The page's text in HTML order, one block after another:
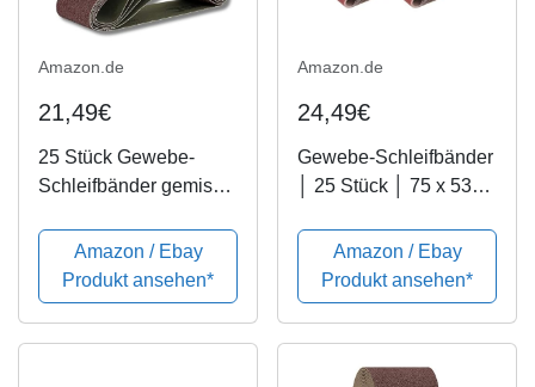
Amazon.de
21,49€
25 Stück Gewebe-
Schleifbänder gemischt
Bandschleifer - 5
Körnungen jeweils 5 x
K40/60/80/120/180 /
Schleifpapier/Schleif-
Amazon / Ebay
Produkt ansehen*
Amazon.de
24,49€
Gewebe-Schleifbänder
│ 25 Stück │ 75 x 533
40/60/80/120/180 │ für
Bandschleifer │
Schleifpapier │
Schleifband-Set
Amazon / Ebay
Produkt ansehen*